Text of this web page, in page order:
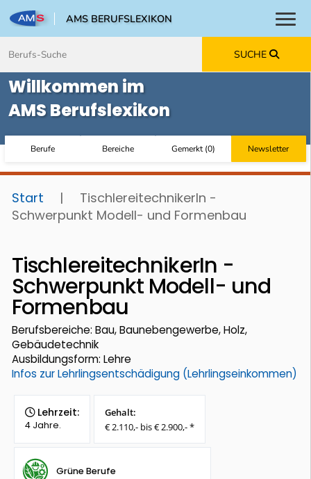
AMS BERUFSLEXIKON
SUCHE
Willkommen im
AMS Berufslexikon
Berufe Bereiche Gemerkt(0) Newsletter
Start |
TischlereitechnikerIn -
Schwerpunkt Modell- und Formenbau
TischlereitechnikerIn -
Schwerpunkt Modell- und
Formenbau
Berufsbereiche: Bau, Baunebengewerbe, Holz,
Gebäudetechnik
Ausbildungsform: Lehre
Infos zur Lehrlingsentschädigung (Lehrlingseinkommen)
Lehrzeit:
4 Jahre.
Gehalt:
€ 2.110,- bis € 2.900,- *
Grüne Berufe